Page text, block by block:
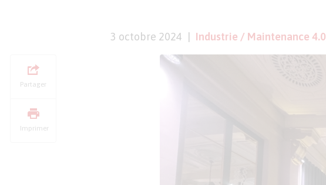
3 octobre 2024 Industrie / Maintenance 4.0
Partager
Imprimer